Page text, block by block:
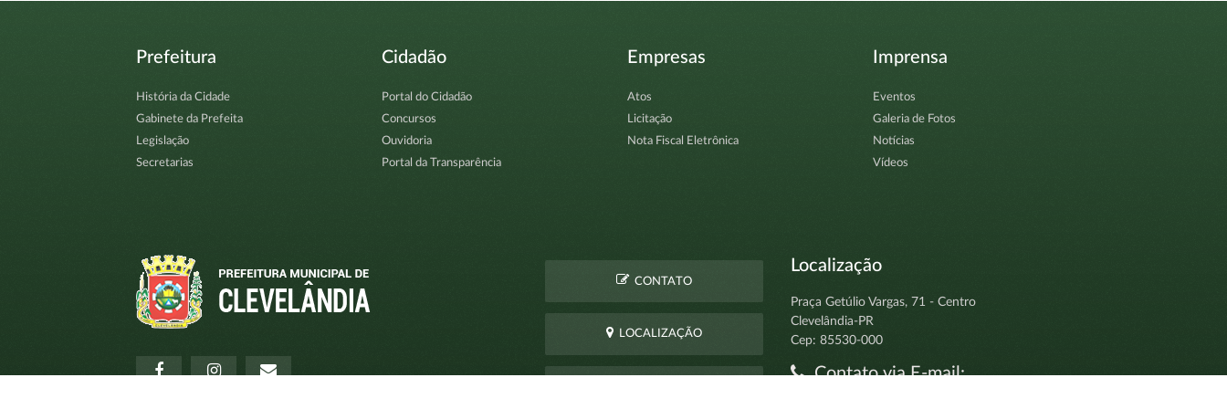
Prefeitura
História da Cidade
Gabinete da Prefeita
Legislação
Secretarias
Cidadão
Portal do Cidadão
Concursos
Ouvidoria
Portal da Transparência
Empresas
Atos
Licitação
Nota Fiscal Eletrônica
Imprensa
Eventos
Galeria de Fotos
Notícias
Vídeos
CONTATO
LOCALIZAÇÃO
Localização
Praça Getúlio Vargas, 71 - Centro
Clevelândia-PR
Cep: 85530-000
Contato via E-mail: